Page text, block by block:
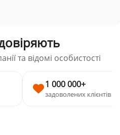
та відомі особистості
1 000 000+
задоволених клієнтів